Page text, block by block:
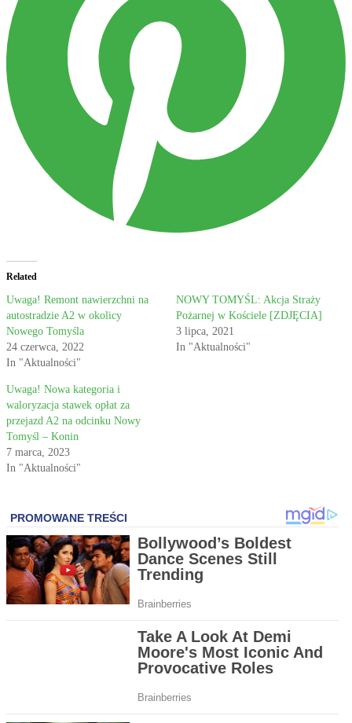
Related
Uwaga! Remont nawierzchni na
autostradzie A2 w okolicy
Nowego Tomyśla
24 czerwca, 2022
In "Aktualności"
NOWY TOMYŚL: Akcja Straży
Pożarnej w Kościele [ZDJĘCIA]
3 lipca, 2021
In "Aktualności"
Uwaga! Nowa kategoria i
waloryzacja stawek opłat za
przejazd A2 na odcinku Nowy
Tomyśl – Konin
7 marca, 2023
In "Aktualności"